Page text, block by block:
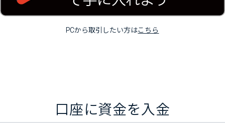
PCから取引したい方はこちら
口座に資金を入金